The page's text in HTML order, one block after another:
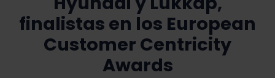
finalistas en los European
Customer Centricity
Awards